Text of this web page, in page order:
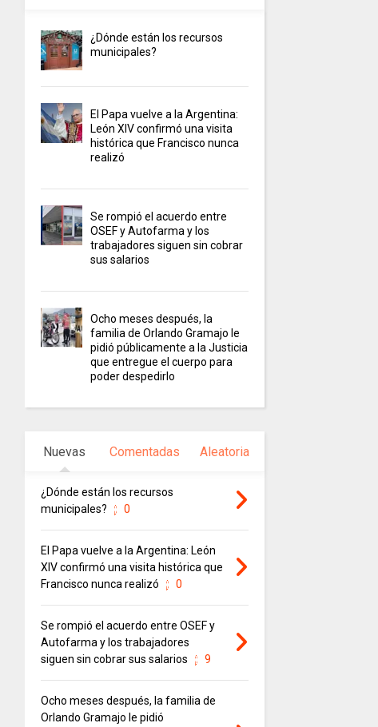
¿Dónde están los recursos
municipales?
El Papa vuelve a la Argentina:
León XIV confirmó una visita
histórica que Francisco nunca
realizó
Se rompió el acuerdo entre
OSEF y Autofarma y los
trabajadores siguen sin cobrar
sus salarios
Ocho meses después, la
familia de Orlando Gramajo le
pidió públicamente a la Justicia
que entregue el cuerpo para
poder despedirlo
Nuevas Comentadas Aleatoria
¿Dónde están los recursos
municipales?
0
El Papa vuelve a la Argentina: León
XIV confirmó una visita histórica que
Francisco nunca realizó
0
Se rompió el acuerdo entre OSEF y
Autofarma y los trabajadores
siguen sin cobrar sus salarios
9
Ocho meses después, la familia de
Orlando Gramajo le pidió